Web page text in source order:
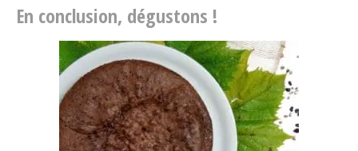
En conclusion, dégustons !